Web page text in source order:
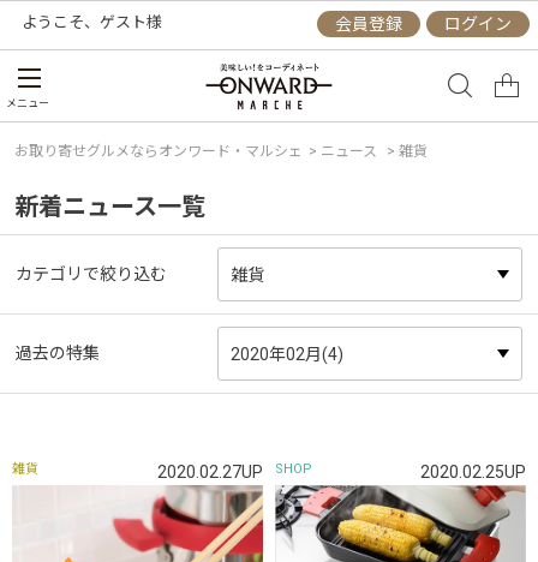
ようこそ、 ゲスト様 会員登録 ログイン
メニュー
お取り寄せグルメならオンワード・マルシェ > ニュース > 雑貨
新着ニュース一覧
カテゴリで絞り込む
過去の特集
雑貨 2020.02.27UP SHOP 2020.02.25UP